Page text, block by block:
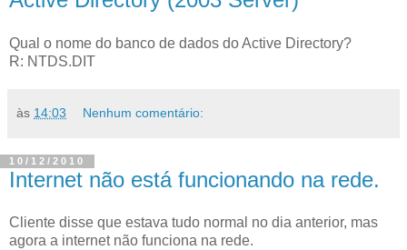
Qual o nome do banco de dados do Active Directory?
R: NTDS.DIT
às 14:03 Nenhum comentário:
10/12/2010
Internet não está funcionando na rede.
Cliente disse que estava tudo normal no dia anterior, mas
agora a internet não funciona na rede.